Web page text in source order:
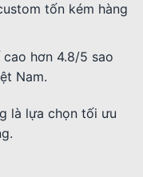
tốn kém hàng
hơn 4.8/5 sao
Nam.
là lựa chọn tối ưu